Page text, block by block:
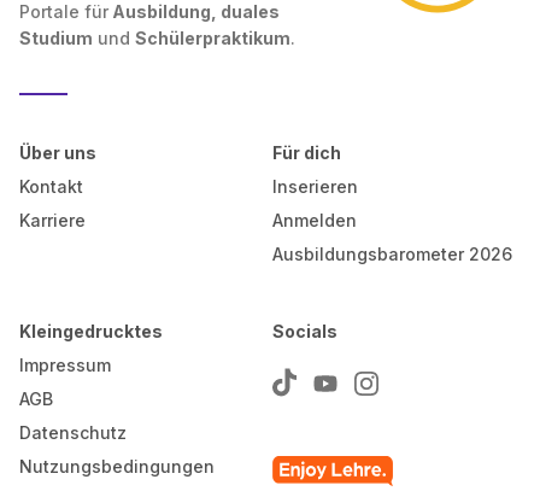
Portale für Ausbildung, duales
Studium und Schülerpraktikum.
Über uns
Kontakt
Karriere
Für dich
Inserieren
Anmelden
Ausbildungsbarometer 2026
Kleingedrucktes
Impressum
AGB
Datenschutz
Nutzungsbedingungen
Socials